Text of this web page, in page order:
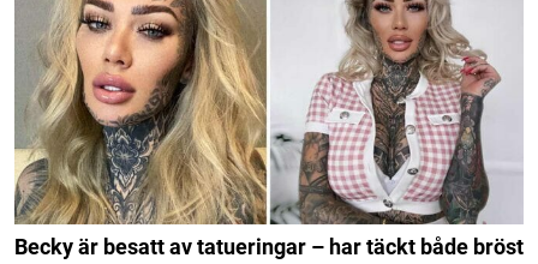
Becky är besatt av tatueringar – har täckt både bröst